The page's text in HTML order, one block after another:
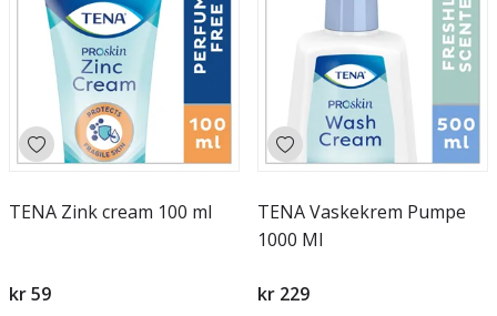
TENA Zink cream 100 ml
kr 59
TENA Vaskekrem Pumpe
1000 Ml
kr 229